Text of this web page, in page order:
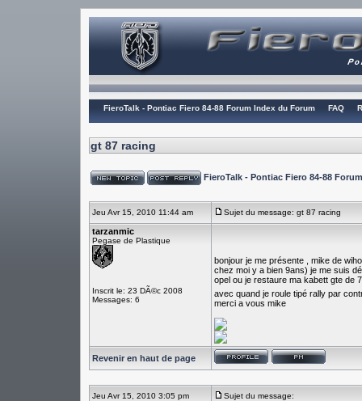
FieroTalk - Pontiac Fiero 84-88 Forum Index du Forum FAQ
gt 87 racing
FieroTalk - Pontiac Fiero 84-88
Jeu Avr 15, 2010 11:44 am Sujet du message: gt 87 racing
tarzanmic
Pegase de Plastique
Inscrit le: 23 DÃ©c 2008
Messages: 6
bonjour je me présente , mike de
chez moi y a bien 9ans) je me suis
opel ou je restaure ma kabett gte de
avec quand je roule tipé rally par
merci a vous mike
Revenir en haut de page
Jeu Avr 15, 2010 3:05 pm Sujet du message: